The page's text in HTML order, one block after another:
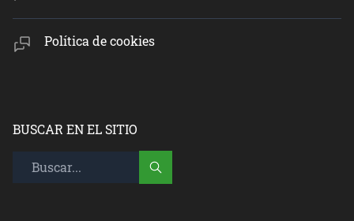
Política de cookies
BUSCAR EN EL SITIO